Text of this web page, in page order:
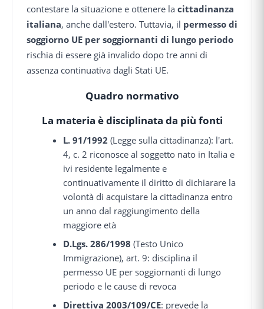
contestare la situazione e ottenere la cittadinanza
italiana, anche dall'estero. Tuttavia, il permesso di
soggiorno UE per soggiornanti di lungo periodo
rischia di essere già invalido dopo tre anni di
assenza continuativa dagli Stati UE.
Quadro normativo
La materia è disciplinata da più fonti
L. 91/1992 (Legge sulla cittadinanza): l'art.
4, c. 2 riconosce al soggetto nato in Italia e
ivi residente legalmente e
continuativamente il diritto di dichiarare la
volontà di acquistare la cittadinanza entro
un anno dal raggiungimento della
maggiore età
D.Lgs. 286/1998 (Testo Unico
Immigrazione), art. 9: disciplina il
permesso UE per soggiornanti di lungo
periodo e le cause di revoca
Direttiva 2003/109/CE: prevede la